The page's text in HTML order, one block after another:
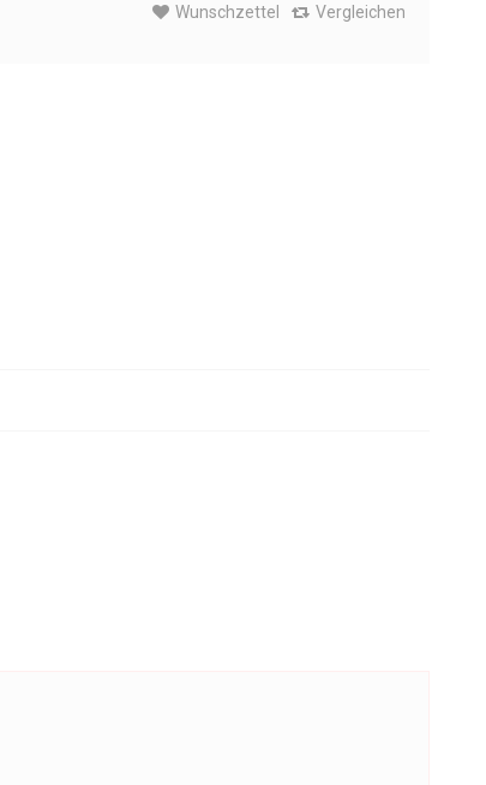
Wunschzettel
Vergleichen